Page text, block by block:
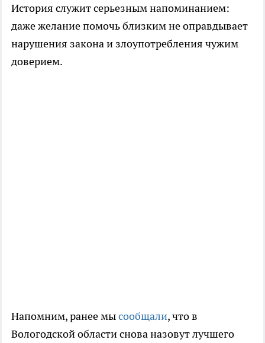
История служит серьезным напоминанием:
даже желание помочь близким не оправдывает
нарушения закона и злоупотребления чужим
доверием.
Напомним, ранее мысообщали, что в
Вологодской области снова назовут лучшего